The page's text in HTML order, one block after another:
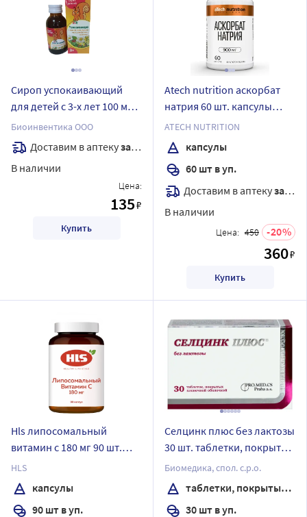
Сироп успокаивающий
для детей с 3-х лет 100 мл
флакон
Биоинвентика ООО
Доставим в аптекузавтра
В наличии
Цена:
135₽
Купить
Atech nutrition аскорбат
натрия 60 шт. капсулы
массой 1220 мг
ATECH NUTRITION
капсулы
60 шт в уп.
Доставим в аптекузавтра
В наличии
Цена: 450 20
360₽
Купить
Hls липосомальный
витамин с 180 мг 90 шт.
капсулы массой 1099 мг
HLS
капсулы
90 шт в уп.
Селцинк плюс без лактозы
30 шт. таблетки, покрытые
пленочной оболочкой
массой 672 мг
Биомедика, спол. с.р.о.
таблетки, покрытые пленочной оболочкой
30 шт в уп.